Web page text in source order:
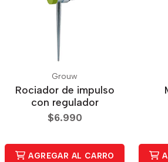
Grouw
Rociador de impulso
con regulador
$6.990
AGREGAR AL CARRO